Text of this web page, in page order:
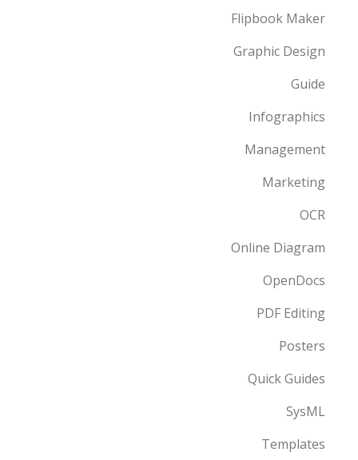
Flipbook Maker
Graphic Design
Guide
Infographics
Management
Marketing
OCR
Online Diagram
OpenDocs
PDF Editing
Posters
Quick Guides
SysML
Templates